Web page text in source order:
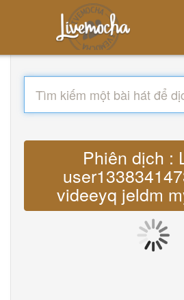
Phiên dịch :
videeyq jeldm